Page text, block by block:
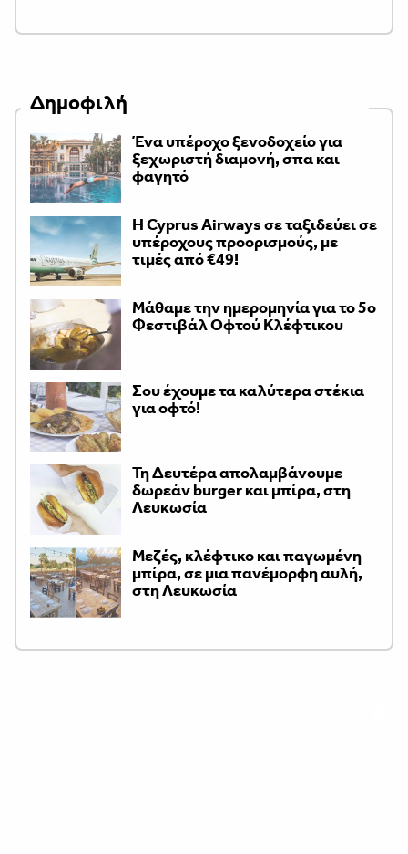
Δημοφιλή
Ένα υπέροχο ξενοδοχείο για
ξεχωριστή διαμονή, σπα και
φαγητό
H Cyprus Airways σε ταξιδεύει σε
υπέροχους προορισμούς, με
τιμές από €49!
Μάθαμε την ημερομηνία για το 5ο
Φεστιβάλ Οφτού Κλέφτικου
Σου έχουμε τα καλύτερα στέκια
για οφτό!
Τη Δευτέρα απολαμβάνουμε
δωρεάν burger και μπίρα, στη
Λευκωσία
Μεζές, κλέφτικο και παγωμένη
μπίρα, σε μια πανέμορφη αυλή,
στη Λευκωσία